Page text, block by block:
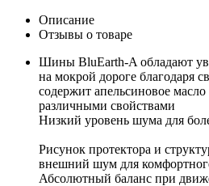
Описание
Отзывы о товаре
Шины BluEarth-A обладают
на мокрой дороге благодаря
содержит апельсиновое
различными свойствами
Низкий уровень шума для
Рисунок протектора и
внешний шум для
Абсолютный баланс при